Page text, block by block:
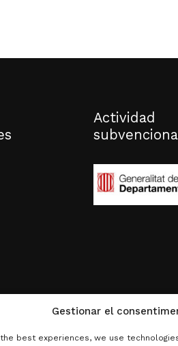
Gestionar el
best experiences, we use
Actividad